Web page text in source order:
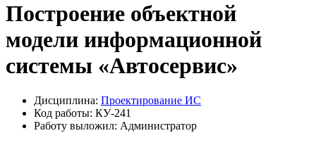
Построение объектной
модели информационной
системы «Автосервис»
Дисциплина: Проектирование ИС
Код работы: КУ-241
Работу выложил: Администратор